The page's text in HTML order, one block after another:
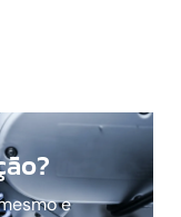
e